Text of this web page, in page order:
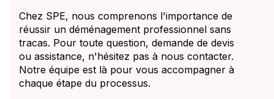
Chez SPE, nous comprenons l'importance de
réussir un déménagement professionnel sans
tracas. Pour toute question, demande de devis
ou assistance, n'hésitez pas à nous contacter.
Notre équipe est là pour vous accompagner à
chaque étape du processus.